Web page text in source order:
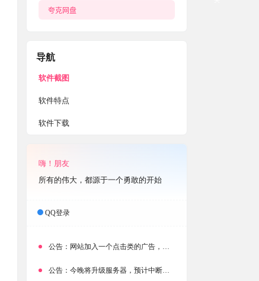
夸克网盘
导航
软件截图
软件特点
软件下载
嗨！朋友
所有的伟大，都源于一个勇敢的开始
QQ登录
公告： 网站加入一个点击类的广告，大家点击下载按钮需要注意
公告： 今晚将升级服务器，预计中断时常为1分钟